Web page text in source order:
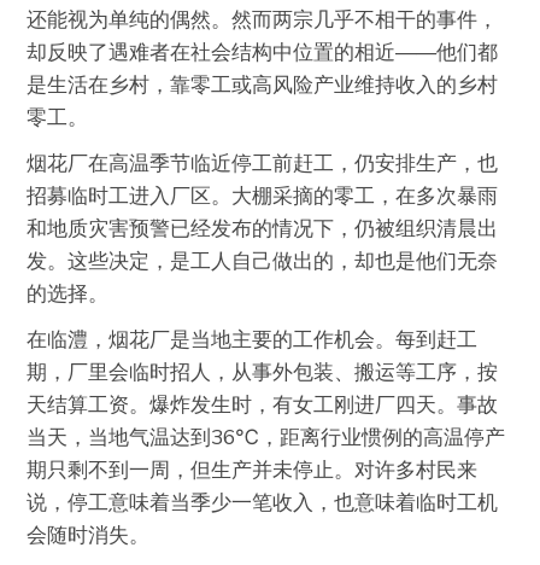
还能视为单纯的偶然。然而两宗几乎不相干的事件，
却反映了遇难者在社会结构中位置的相近——他们都
是生活在乡村，靠零工或高风险产业维持收入的乡村
零工。
烟花厂在高温季节临近停工前赶工，仍安排生产，也
招募临时工进入厂区。大棚采摘的零工，在多次暴雨
和地质灾害预警已经发布的情况下，仍被组织清晨出
发。这些决定，是工人自己做出的，却也是他们无奈
的选择。
在临澧，烟花厂是当地主要的工作机会。每到赶工
期，厂里会临时招人，从事外包装、搬运等工序，按
天结算工资。爆炸发生时，有女工刚进厂四天。事故
当天，当地气温达到36℃，距离行业惯例的高温停产
期只剩不到一周，但生产并未停止。对许多村民来
说，停工意味着当季少一笔收入，也意味着临时工机
会随时消失。